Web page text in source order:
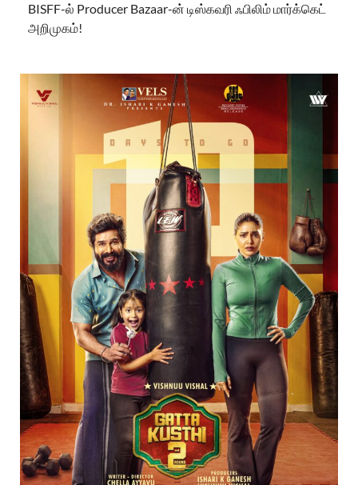
BISFF-ல் Producer Bazaar-ன் டிஸ்கவரி ஃபிலிம் மார்க்கெட்
அறிமுகம்!